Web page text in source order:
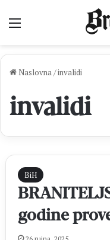
Naslovna/invalidi
invalidi
BiH
godine